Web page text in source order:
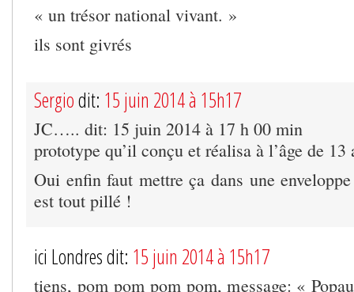
« un trésor national vivant. »
ils sont givrés
Sergiodit: 15 juin 2014 à 15h17
JC….. dit: 15 juin 2014 à 17 h 00 min
prototype qu’il conçu et réalisa à l’âge de
Oui enfin faut mettre ça dans une
est tout pillé !
ici Londres dit: 15 juin 2014 à 15h17
tiens, pom pom pom pom, message: «